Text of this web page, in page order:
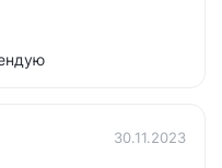
30.11.2023